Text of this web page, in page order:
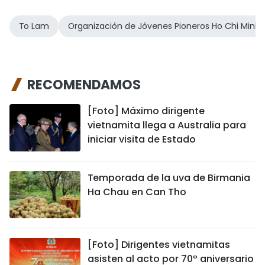
To Lam Organización de Jóvenes Pioneros Ho Chi Minh
RECOMENDAMOS
[Foto] Máximo dirigente
vietnamita llega a Australia para
iniciar visita de Estado
Temporada de la uva de Birmania
Ha Chau en Can Tho
[Foto] Dirigentes vietnamitas
asisten al acto por 70º aniversario